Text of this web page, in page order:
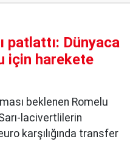
patlattı: Dünyaca
için harekete
beklenen Romelu
lacivertlilerin
karşılığında transfer